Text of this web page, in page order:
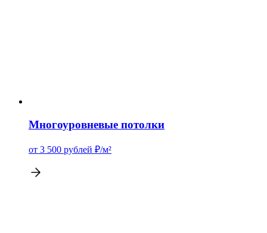
Многоуровневые потолки
от 3 500 рублей ₽/м²